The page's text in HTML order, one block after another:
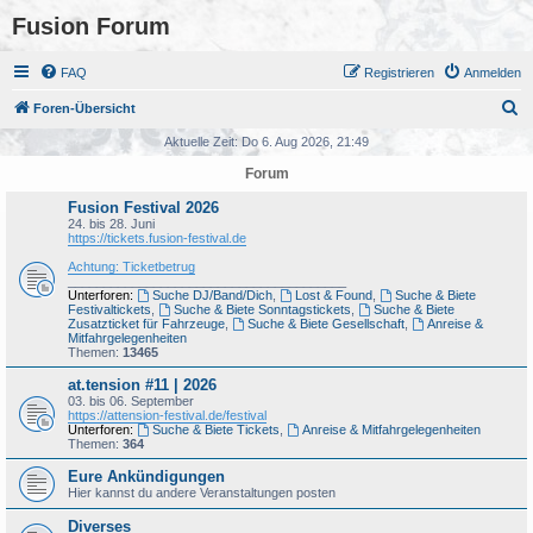
Fusion Forum
FAQ Anmelden
Registrieren
Foren-Übersicht
Aktuelle Zeit: Do 6. Aug 2026, 21:49
Forum
Fusion Festival 2026
24. bis 28. Juni
https://tickets.fusion-festival.de
Achtung: Ticketbetrug
Unterforen:
Suche DJ/Band/Dich, Lost & Found,
Suche & Biete
Festivaltickets
Suche & Biete Sonntagstickets
Suche & Biete
Zusatzticket für Fahrzeuge
Suche & Biete Gesellschaft,
Anreise &
Mitfahrgelegenheiten
Themen: 13465
at.tension #11 | 2026
03. bis 06. September
https://attension-festival.de/festival
Unterforen:
Suche & Biete Tickets
Anreise & Mitfahrgelegenheiten
Themen: 364
Eure Ankündigungen
Hier kannst du andere Veranstaltungen posten
Diverses